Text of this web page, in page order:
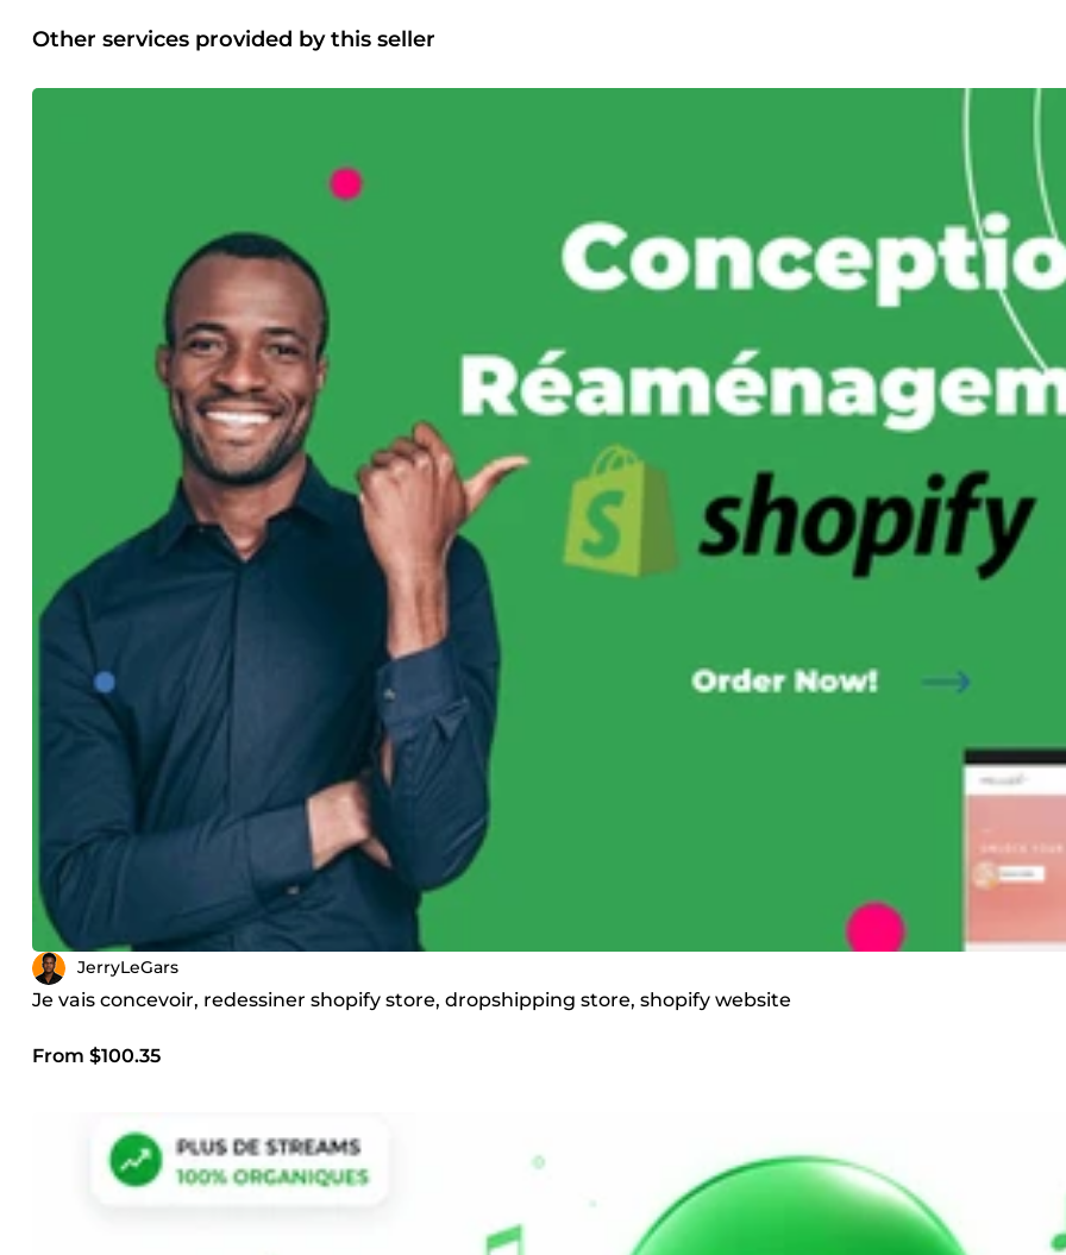
sociaux : au-delà des plateformes principales, j'interviens également sur TikTok, Facebook et d'autres canaux selon vos
avec une approche cohérente et adaptée à chaque plateforme. Ma méthode de travail Chaque projet commence par une
afin de garantir des résultats stables qui ne mettent pas en danger vos comptes. Vous recevez un suivi régulier et des
à vos besoins. Pourquoi me choisir ? Je combine une connaissance approfondie des algorithmes des plateformes sociales
une approche humaine et personnalisée. Pas de solutions génériques : chaque client reçoit une stratégie adaptée à son
budget et ses ambitions. Vous avez une question ou un projet en tête ? Je suis disponible pour en discuter et vous orienter
service le plus adapté à votre situation.
Other services provided by this seller
JerryLeGars
Je vais concevoir, redessiner shopify store, dropshipping store, shopify website
From $100.35